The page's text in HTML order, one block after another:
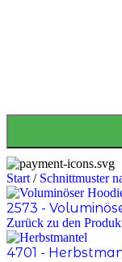
Start / Schnittmuster
2573 -
Zurück zu den
4701 -